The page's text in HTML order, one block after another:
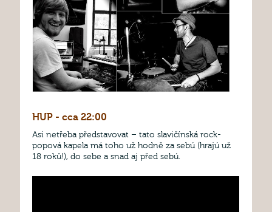
HUP - cca 22:00
Asi netřeba představovat – tato slavičínská rock-
popová kapela má toho už hodně za sebú (hrajú už
18 roků!), do sebe a snad aj před sebú.